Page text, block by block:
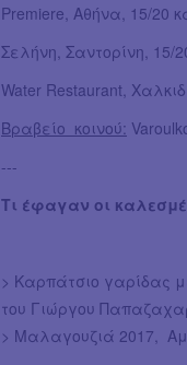
Premiere, Αθήνα, 15/20
Σελήνη, Σαντορίνη, 15/
Water Restaurant,
Βραβείο κοινού:
---
Τι έφαγαν οι
> Καρπάτσιο γαρίδας
του Γιώργου
> Μαλαγουζιά 2017,